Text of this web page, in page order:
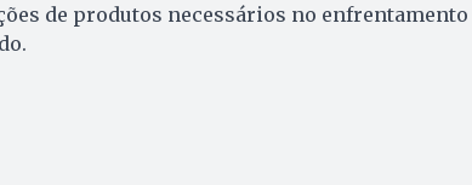
de produtos necessários no enfrentamento